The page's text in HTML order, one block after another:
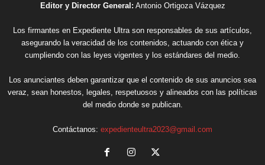
Editor y Director General: Antonio Ortigoza Vázquez
Los firmantes en Expediente Ultra son responsables de sus artículos,
asegurando la veracidad de los contenidos, actuando con ética y
cumpliendo con las leyes vigentes y los estándares del medio.
Los anunciantes deben garantizar que el contenido de sus anuncios sea
veraz, sean honestos, legales, respetuosos y alineados con las políticas
del medio donde se publican.
Contáctanos: expedienteultra2023@gmail.com